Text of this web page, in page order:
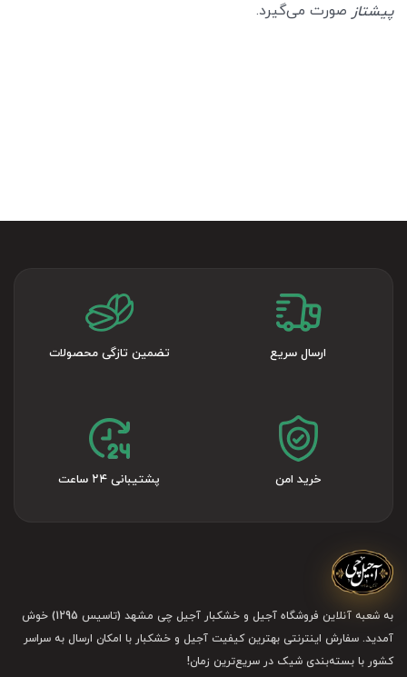
پیشتاز صورت می‌گیرد.
ارسال سریع تضمین تازگی محصولات
خرید امن پشتیبانی ۲۴ ساعت
به شعبه آنلاین فروشگاه آجیل و خشکبار آجیل چی مشهد (تاسیس 1295) خوش
آمدید. سفارش اینترنتی بهترین کیفیت آجیل و خشکبار با امکان ارسال به سراسر
کشور با بسته‌بندی شیک در سریع‌ترین زمان!